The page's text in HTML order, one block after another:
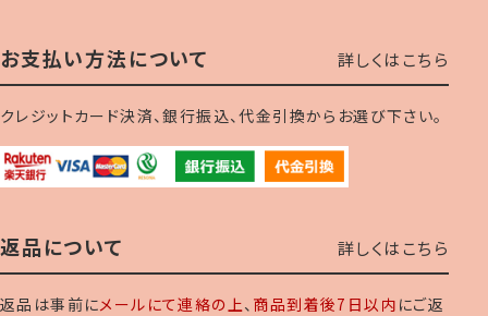
お支払い方法について 詳しくはこちら
クレジットカード決済、銀行振込、代金引換からお選び下さい。
返品について 詳しくはこちら
返品は事前にメールにて連絡の上、 商品到着後7日以内 にご返